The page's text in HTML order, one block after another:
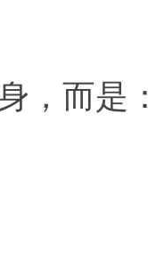
，而是：